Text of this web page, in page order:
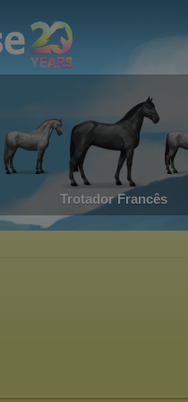
Trotador Francês